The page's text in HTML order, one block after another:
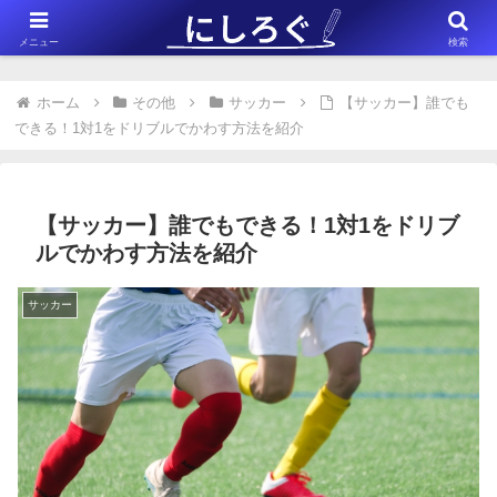
※このサイトはアフィリエイト広告（Amazonアソシエイト含む）を掲載
しています。
ホーム その他 サッカー
【サッカー】誰でも
できる！1対1をドリブルでかわす方法を紹介
【サッカー】誰でもできる！1対1をドリブ
ルでかわす方法を紹介
サッカー
メニュー 検索